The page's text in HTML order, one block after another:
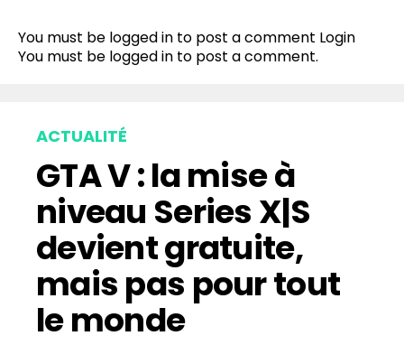
You must be logged in to post a comment Login
You must be logged in to post a comment.
ACTUALITÉ
GTA V : la mise à
niveau Series X|S
devient gratuite,
mais pas pour tout
le monde